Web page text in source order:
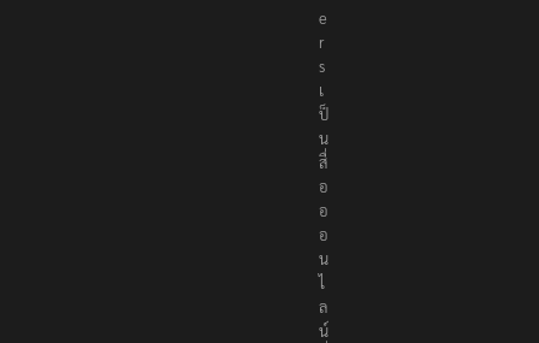
e
r
s
เ
ป็
น
สื่
อ
อ
อ
น
ไ
ล
น์